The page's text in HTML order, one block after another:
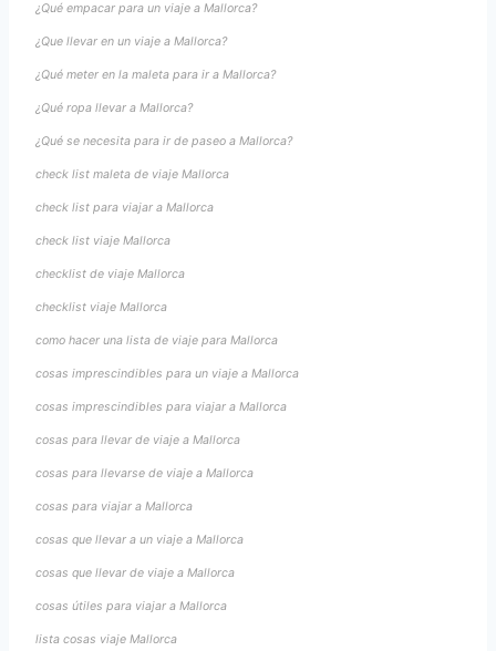
¿Qué empacar para un viaje a Mallorca?
¿Que llevar en un viaje a Mallorca?
¿Qué meter en la maleta para ir a Mallorca?
¿Qué ropa llevar a Mallorca?
¿Qué se necesita para ir de paseo a Mallorca?
check list maleta de viaje Mallorca
check list para viajar a Mallorca
check list viaje Mallorca
checklist de viaje Mallorca
checklist viaje Mallorca
como hacer una lista de viaje para Mallorca
cosas imprescindibles para un viaje a Mallorca
cosas imprescindibles para viajar a Mallorca
cosas para llevar de viaje a Mallorca
cosas para llevarse de viaje a Mallorca
cosas para viajar a Mallorca
cosas que llevar a un viaje a Mallorca
cosas que llevar de viaje a Mallorca
cosas útiles para viajar a Mallorca
lista cosas viaje Mallorca